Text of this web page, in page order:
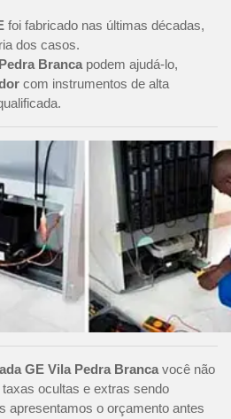
foi fabricado nas últimas décadas,
dos casos.
Branca podem ajudá-lo,
com instrumentos de alta
GE Vila Pedra Branca você não
ocultas e extras sendo
apresentamos o orçamento antes